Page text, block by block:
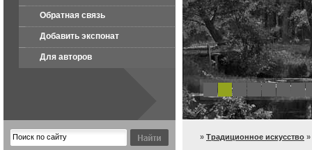
Обратная связь
Добавить экспонат
Для авторов
» Традиционное искусство »